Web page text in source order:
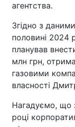
агентства.
Згідно з
половині 2024
планував
млн грн,
газовими
власності
Нагадуємо, що
році